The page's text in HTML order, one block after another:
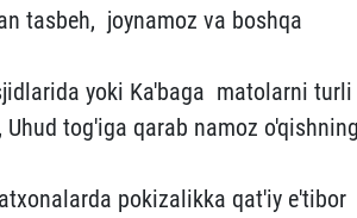
tasbeh, joynamoz va boshqa
yoki Ka'baga matolarni turli
tog'iga qarab namoz
pokizalikka qat'iy e'tibor